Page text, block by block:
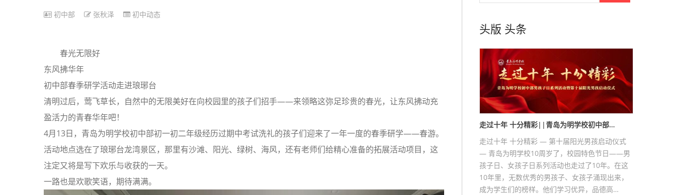
初中部 张秋泽 初中动态
春光无限好
东风拂华年
初中部春季研学活动走进琅琊台
清明过后，莺飞草长，自然中的无限美好在向校园里的孩子们招手——来领略这弥足珍贵的春光，让东风拂动充
盈活力的青春华年吧！
4月13日，青岛为明学校初中部初一初二年级经历过期中考试洗礼的孩子们迎来了一年一度的春季研学——春游。
活动地点选在了琅琊台龙湾景区，那里有沙滩、阳光、绿树、海风，还有老师们给精心准备的拓展活动项目，这
注定又将是写下欢乐与收获的一天。
一路也是欢歌笑语，期待满满。
头版 头条
走过十年 十分精彩||青岛为明学校初中部…
走过十年 十分精彩 — 第十届阳光男孩启动仪式
— 青岛为明学校10周岁了，校园特色节日——男
孩子日、女孩子日系列活动也走过了10年。在这
10年里，无数优秀的男孩子、女孩子涌现出来，
成为学生们的榜样。他们学习优异，品德高…